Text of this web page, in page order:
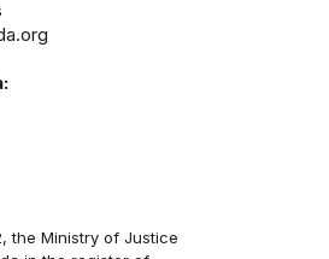
the Ministry of Justice